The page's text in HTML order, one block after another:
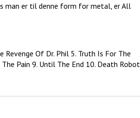
man er til denne form for metal, er All
Revenge Of Dr. Phil 5. Truth Is For The
The Pain 9. Until The End 10. Death Robot